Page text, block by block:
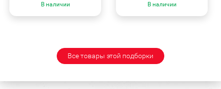
В наличии В наличии
Все товары этой подборки